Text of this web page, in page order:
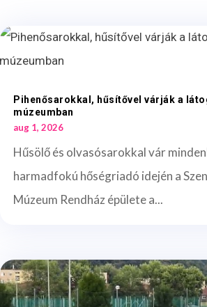
Pihenősarokkal, hűsítővel várják a
múzeumban
aug 1, 2026
Hűsölő és olvasósarokkal vár
harmadfokú hőségriadó idején a
Múzeum Rendház épülete a...